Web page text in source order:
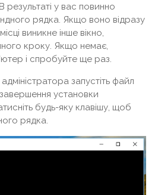
результаті у вас повинно
рядка. Якщо воно відразу
виникне інше вікно,
кроку. Якщо немає,
і спробуйте ще раз.
адміністратора запустіть файл
установки
будь-яку клавішу, щоб
рядка.